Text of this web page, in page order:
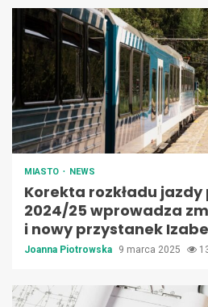
MIASTO NEWS
Korekta rozkładu
2024/25 wprowadza
i nowy przystanek
Joanna Piotrowska 9 marca 2025